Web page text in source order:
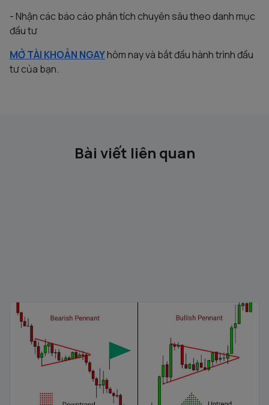
- Nhận các báo cáo phân tích chuyên sâu theo danh mục
đầu tư
MỞ TÀI KHOẢN NGAYhôm nay và bắt đầu hành trình đầu
tư của bạn.
Bài viết liên quan
Mô hình cờ đuôi nheo: Đặc điểm và cách nhận dạng
04/02/2026